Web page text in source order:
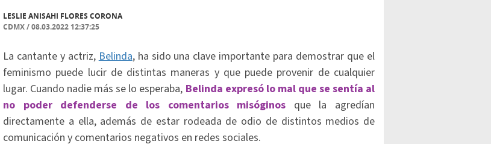
LESLIE ANISAHI FLORES CORONA
CDMX/08.03.2022 12:37:25
La cantante y actriz,Belinda, ha sido una clave importante para demostrar que el
feminismo puede lucir de distintas maneras y que puede provenir de cualquier
lugar. Cuando nadie más se lo esperaba, Belinda expresó lo mal que se sentía al
no poder defenderse de los comentarios misóginos que la agredían
directamente a ella, además de estar rodeada de odio de distintos medios de
comunicación y comentarios negativos en redes sociales.